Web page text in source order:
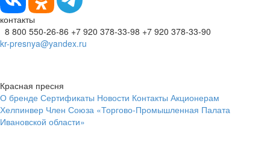
контакты
8 800 550-26-86 +7 920 378-33-98 +7 920 378-33-90
kr-presnya@yandex.ru
Красная пресня
О бренде Сертификаты Новости Контакты Акционерам
Хелпинвер Член Союза «Торгово-Промышленная Палата
Ивановской области»